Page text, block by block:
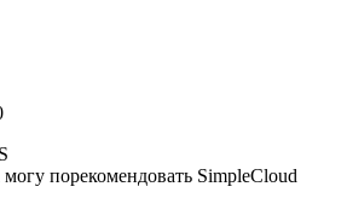
порекомендовать SimpleCloud